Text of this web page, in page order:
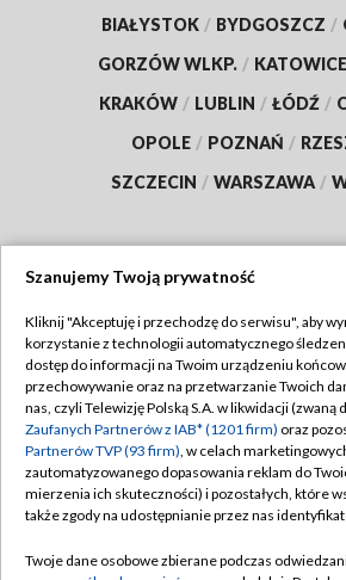
BIAŁYSTOK / BYDGOSZCZ /
GORZÓW WLKP. / KATOWICE
KRAKÓW / LUBLIN / ŁÓDŹ /
OPOLE / POZNAŃ /
SZCZECIN / WARSZAWA /
TVP
Abonament TVP
Emisja w TVP
Centrum informacji TVP
Naziemna Telewizja Cyfrowa
Regulamin TVP
Polityka
Moje zgody
Pomoc
Szanujemy Twoją prywatność
Kliknij "Akceptuję i przechodzę do serwisu", aby
korzystanie z technologii automatycznego
dostęp do informacji na Twoim urządzeniu
przechowywanie oraz na przetwarzanie Twoich
nas, czyli Telewizję Polską S.A. w likwidacji (zwaną
Zaufanych Partnerów z IAB* (1201 firm) oraz
Partnerów TVP (93 firm), w celach
zautomatyzowanego dopasowania reklam do
mierzenia ich skuteczności) i pozostałych, które
także zgody na udostępnianie przez nas
Twoje dane osobowe zbierane podczas